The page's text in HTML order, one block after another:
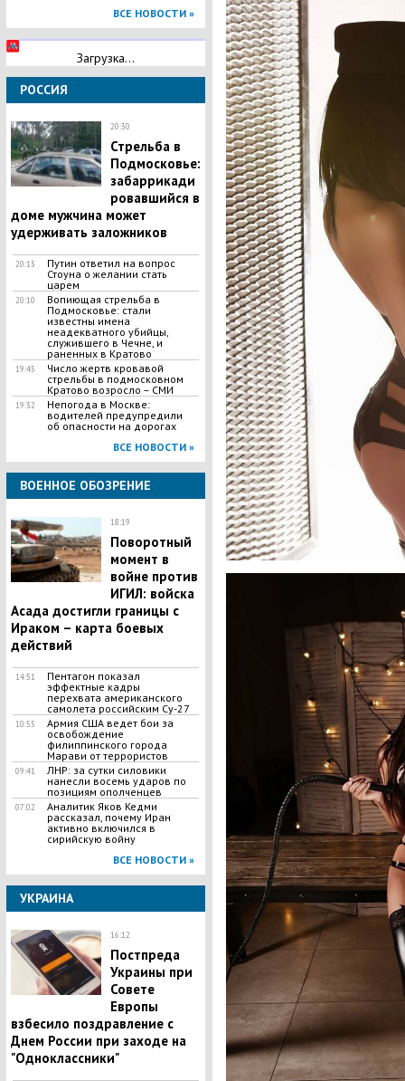
ВСЕ НОВОСТИ »
Загрузка...
РОССИЯ
20:30
Стрельба в
Подмосковье:
забаррикади
ровавшийся в
доме мужчина может
удерживать заложников
20:13
Путин ответил на вопрос
Стоуна о желании стать
царем
20:10
​Вопиющая стрельба в
Подмосковье: стали
известны имена
неадекватного убийцы,
служившего в Чечне, и
раненных в Кратово
19:45
Число жертв кровавой
стрельбы в подмосковном
Кратово возросло – СМИ
19:32
​Непогода в Москве:
водителей предупредили
об опасности на дорогах
ВСЕ НОВОСТИ »
ВОЕННОЕ ОБОЗРЕНИЕ
18:19
Поворотный
момент в
войне против
ИГИЛ: войска
Асада достигли границы с
Ираком – карта боевых
действий
14:51
Пентагон показал
эффектные кадры
перехвата американского
самолета российским Су-27
10:55
Армия США ведет бои за
освобождение
филиппинского города
Марави от террористов
09:41
ЛНР: за сутки силовики
нанесли восемь ударов по
позициям ополченцев
07:02
Аналитик Яков Кедми
рассказал, почему Иран
активно включился в
сирийскую войну
ВСЕ НОВОСТИ »
УКРАИНА
16:12
Постпреда
Украины при
Совете
Европы
взбесило поздравление с
Днем России при заходе на
"Одноклассники"